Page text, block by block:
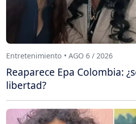
Entretenimiento • AGO 6 / 2026
Reaparece Epa Colombia:
libertad?